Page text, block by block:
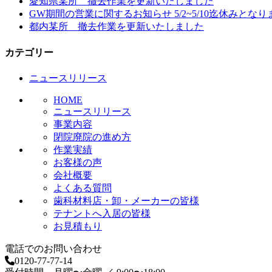
GW期間の営業に関するお知らせ 5/2~5/10迄休みとなり
都内某所 撤去作業を更新いたしました
カテゴリー
ニュースリリース
HOME
ニュースリリース
事業内容
閉院廃院の進め方
作業実績
お客様の声
会社概要
よくある質問
歯科材料店・卸・メーカーの皆様
テナントへ入居の皆様
お見積もり
電話でのお問い合わせ
0120-77-77-14